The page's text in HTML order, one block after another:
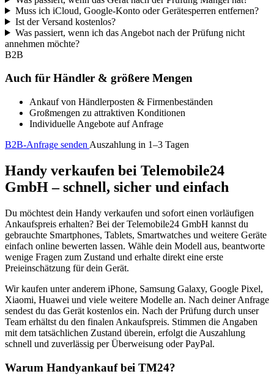
Muss ich iCloud, Google-Konto oder Gerätesperren entfernen?
Ist der Versand kostenlos?
Was passiert, wenn ich das Angebot nach der Prüfung nicht
annehmen möchte?
B2B
Auch für Händler & größere Mengen
Ankauf von Händlerposten & Firmenbeständen
Großmengen zu attraktiven Konditionen
Individuelle Angebote auf Anfrage
B2B-Anfrage senden Auszahlung in 1–3 Tagen
Handy verkaufen bei Telemobile24
GmbH – schnell, sicher und einfach
Du möchtest dein Handy verkaufen und sofort einen vorläufigen
Ankaufspreis erhalten? Bei der Telemobile24 GmbH kannst du
gebrauchte Smartphones, Tablets, Smartwatches und weitere Geräte
einfach online bewerten lassen. Wähle dein Modell aus, beantworte
wenige Fragen zum Zustand und erhalte direkt eine erste
Preieinschätzung für dein Gerät.
Wir kaufen unter anderem iPhone, Samsung Galaxy, Google Pixel,
Xiaomi, Huawei und viele weitere Modelle an. Nach deiner Anfrage
sendest du das Gerät kostenlos ein. Nach der Prüfung durch unser
Team erhältst du den finalen Ankaufspreis. Stimmen die Angaben
mit dem tatsächlichen Zustand überein, erfolgt die Auszahlung
schnell und zuverlässig per Überweisung oder PayPal.
Warum Handyankauf bei TM24?